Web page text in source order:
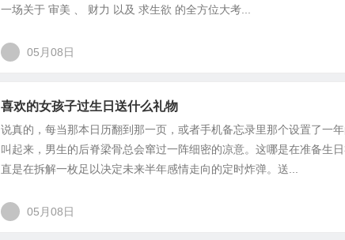
一场关于 审美 、 财力 以及 求生欲 的全方位大考...
05月08日
喜欢的女孩子过生日送什么礼物
说真的，每当那本日历翻到那一页，或者手机备忘录里那个设置了一
叫起来，男生的后脊梁骨总会窜过一阵细密的凉意。这哪是在准备生
直是在拆解一枚足以决定未来半年感情走向的定时炸弹。送...
05月08日